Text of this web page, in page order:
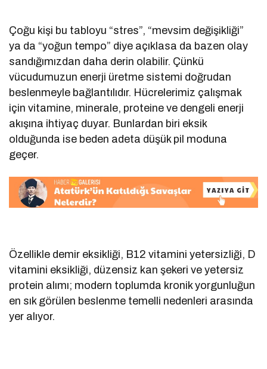
Çoğu kişi bu tabloyu “stres”, “mevsim değişikliği”
ya da “yoğun tempo” diye açıklasa da bazen olay
sandığımızdan daha derin olabilir. Çünkü
vücudumuzun enerji üretme sistemi doğrudan
beslenmeyle bağlantılıdır. Hücrelerimiz çalışmak
için vitamine, minerale, proteine ve dengeli enerji
akışına ihtiyaç duyar. Bunlardan biri eksik
olduğunda ise beden adeta düşük pil moduna
geçer.
Özellikle demir eksikliği, B12 vitamini yetersizliği, D
vitamini eksikliği, düzensiz kan şekeri ve yetersiz
protein alımı; modern toplumda kronik yorgunluğun
en sık görülen beslenme temelli nedenleri arasında
yer alıyor.